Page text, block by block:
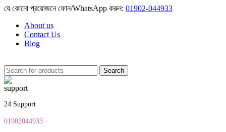
যে কোনো প্রয়োজনে ফোন/WhatsApp করুন: 01902-044933
About us
Contact Us
Blog
Search
24 Support
01902044933